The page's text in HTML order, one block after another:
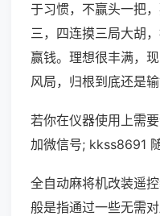
于习惯，不赢头一把
三，四连摸三局大胡
赢钱。理想很丰满，
风局，归根到底还是输
若你在仪器使用上需
加微信号; kkss8691
全自动麻将机改装遥
般是指通过一些无需